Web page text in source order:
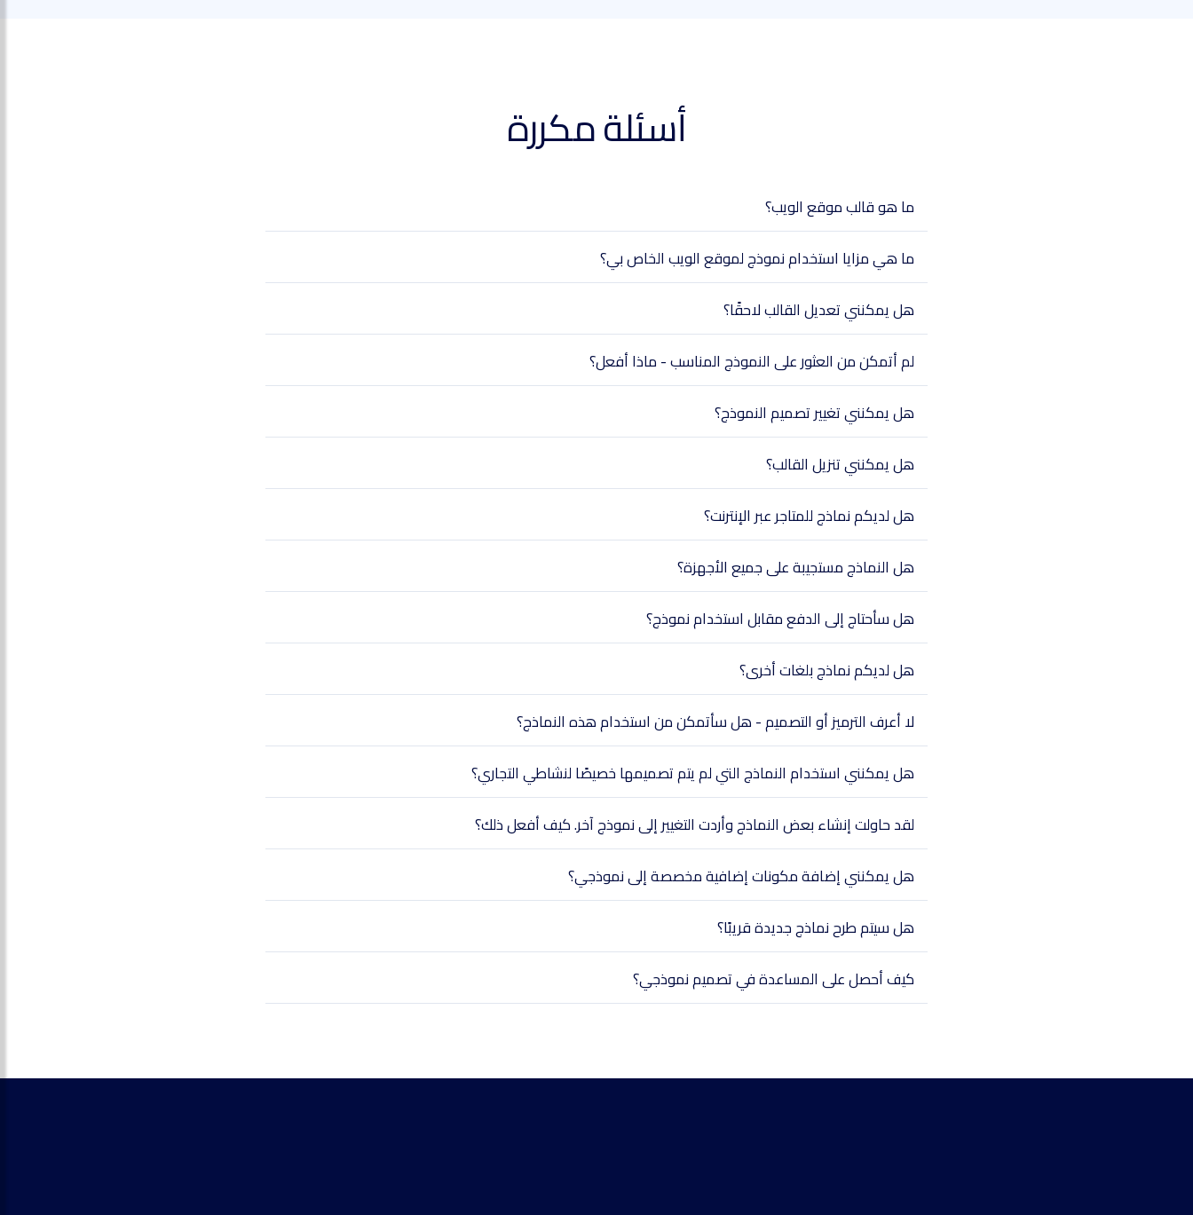
أسئلة مكررة
ما هو قالب موقع الويب؟
ما هي مزايا استخدام نموذج لموقع الويب الخاص بي؟
هل يمكنني تعديل القالب لاحقًا؟
لم أتمكن من العثور على النموذج المناسب - ماذا أفعل؟
هل يمكنني تغيير تصميم النموذج؟
هل يمكنني تنزيل القالب؟
هل لديكم نماذج للمتاجر عبر الإنترنت؟
هل النماذج مستجيبة على جميع الأجهزة؟
هل سأحتاج إلى الدفع مقابل استخدام نموذج؟
هل لديكم نماذج بلغات أخرى؟
لا أعرف الترميز أو التصميم - هل سأتمكن من استخدام هذه النماذج؟
هل يمكنني استخدام النماذج التي لم يتم تصميمها خصيصًا لنشاطي التجاري؟
لقد حاولت إنشاء بعض النماذج وأردت التغيير إلى نموذج آخر. كيف أفعل ذلك؟
هل يمكنني إضافة مكونات إضافية مخصصة إلى نموذجي؟
هل سيتم طرح نماذج جديدة قريبًا؟
كيف أحصل على المساعدة في تصميم نموذجي؟